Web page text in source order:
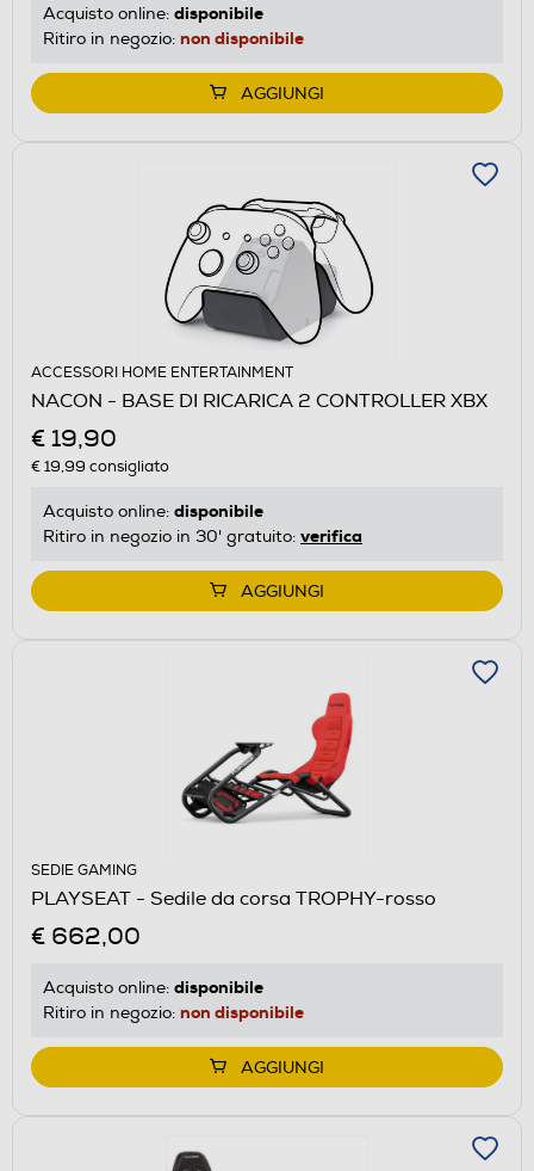
Acquisto online: disponibile
Ritiro in negozio: non disponibile
AGGIUNGI
ACCESSORI HOME ENTERTAINMENT
NACON - BASE DI RICARICA 2 CONTROLLER XBX
€ 19,90
€ 19,99 consigliato
Acquisto online: disponibile
Ritiro in negozio in 30' gratuito: verifica
AGGIUNGI
SEDIE GAMING
PLAYSEAT - Sedile da corsa TROPHY-rosso
€ 662,00
Acquisto online: disponibile
Ritiro in negozio: non disponibile
AGGIUNGI